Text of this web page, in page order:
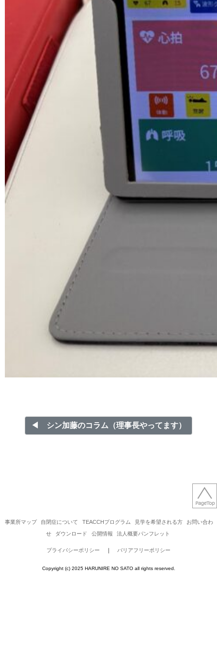
◀︎ シン加藤のコラム（理事長やってます）
事業所マップ 自閉症について TEACCHプログラム 見学を希望される方
お問い合わ
せ
ダウンロード 公開情報 法人概要パンフレット
プライバシーポリシー ｜ バリアフリーポリシー
Copyright (c) 2025 HARUNIRE NO SATO all rights reserved.